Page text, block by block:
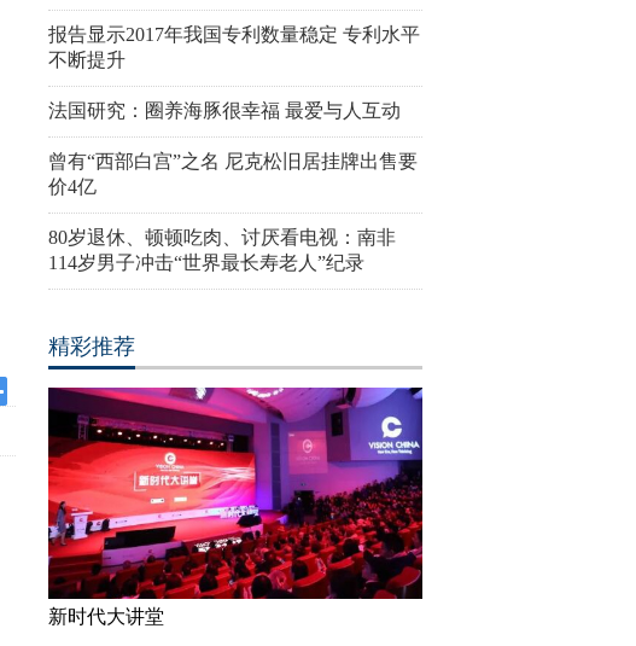
报告显示2017年我国专利数量稳定 专利水平
不断提升
法国研究：圈养海豚很幸福 最爱与人互动
曾有“西部白宫”之名 尼克松旧居挂牌出售要
价4亿
80岁退休、顿顿吃肉、讨厌看电视：南非
114岁男子冲击“世界最长寿老人”纪录
精彩推荐
新时代大讲堂